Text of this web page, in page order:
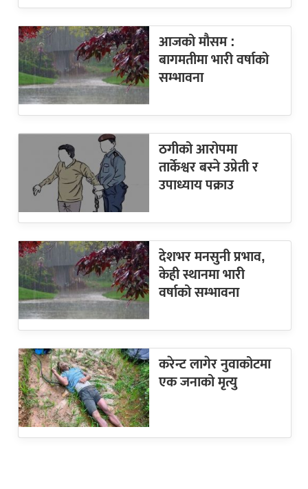
आजको मौसम :
बागमतीमा भारी वर्षाको
सम्भावना
ठगीको आरोपमा
तार्केश्वर बस्ने उप्रेती र
उपाध्याय पक्राउ
देशभर मनसुनी प्रभाव,
केही स्थानमा भारी
वर्षाको सम्भावना
करेन्ट लागेर नुवाकोटमा
एक जनाको मृत्यु